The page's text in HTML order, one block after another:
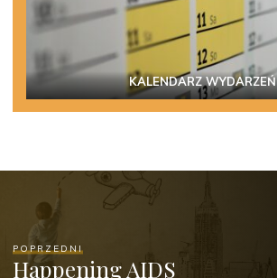
KALENDARZ WYDARZEŃ
POPRZEDNI
Happening AIDS